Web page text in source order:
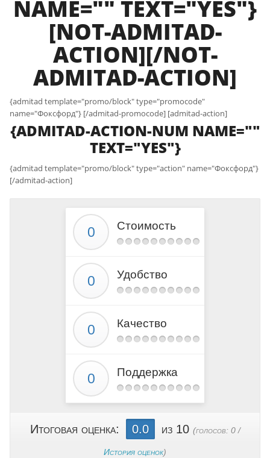
NAME="" TEXT="YES"}
[NOT-ADMITAD-
ACTION][/NOT-
ADMITAD-ACTION]
{admitad template="promo/block" type="promocode"
name="Фоксфорд"} [/admitad-promocode] [admitad-action]
{ADMITAD-ACTION-NUM NAME=""
TEXT="YES"}
{admitad template="promo/block" type="action" name="Фоксфорд"}
[/admitad-action]
Стоимость
Удобство
Качество
Поддержка
Итоговая оценка: 0.0 из 10 (голосов: 0/
История оценок)